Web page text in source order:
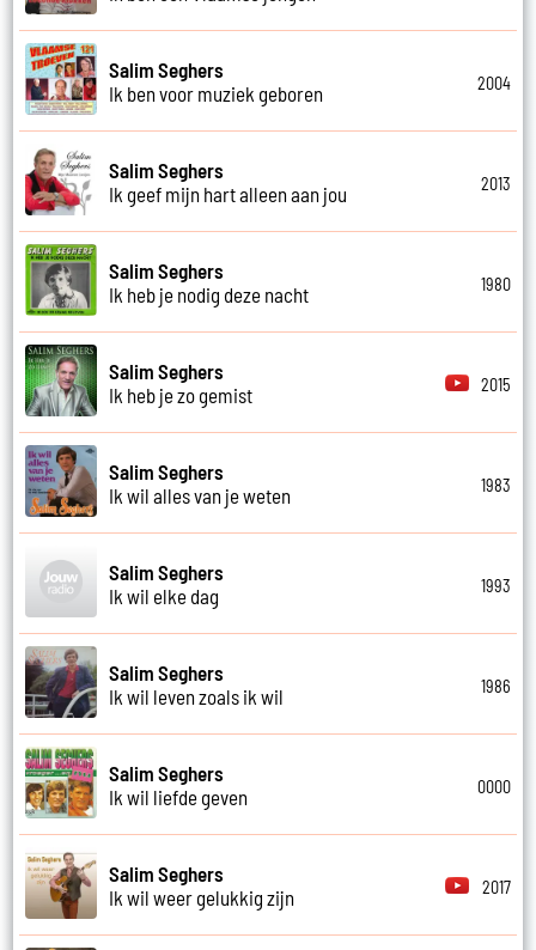
Salim Seghers
Ik ben voor muziek geboren
2004
Salim Seghers
Ik geef mijn hart alleen aan jou
2013
Salim Seghers
Ik heb je nodig deze nacht
1980
Salim Seghers
Ik heb je zo gemist
2015
Salim Seghers
Ik wil alles van je weten
1983
Salim Seghers
Ik wil elke dag
1993
Salim Seghers
Ik wil leven zoals ik wil
1986
Salim Seghers
Ik wil liefde geven
0000
Salim Seghers
Ik wil weer gelukkig zijn
2017